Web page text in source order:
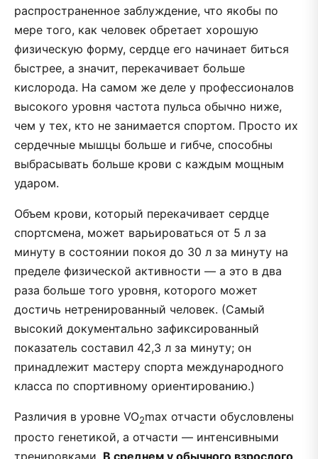
распространенное заблуждение, что якобы по
мере того, как человек обретает хорошую
физическую форму, сердце его начинает биться
быстрее, а значит, перекачивает больше
кислорода. На самом же деле у профессионалов
высокого уровня частота пульса обычно ниже,
чем у тех, кто не занимается спортом. Просто их
сердечные мышцы больше и гибче, способны
выбрасывать больше крови с каждым мощным
ударом.
Объем крови, который перекачивает сердце
спортсмена, может варьироваться от 5 л за
минуту в состоянии покоя до 30 л за минуту на
пределе физической активности — а это в два
раза больше того уровня, которого может
достичь нетренированный человек. (Самый
высокий документально зафиксированный
показатель составил 42,3 л за минуту; он
принадлежит мастеру спорта международного
класса по спортивному ориентированию.)
Различия в уровне VO2max отчасти обусловлены
просто генетикой, а отчасти — интенсивными